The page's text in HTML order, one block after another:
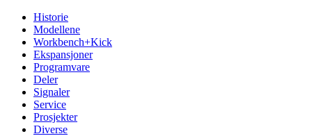
Historie
Modellene
Workbench+Kick
Ekspansjoner
Programvare
Deler
Signaler
Service
Prosjekter
Diverse